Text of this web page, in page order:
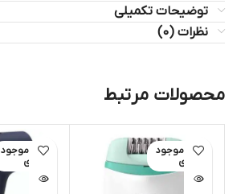
توضیحات تکمیلی
نظرات (0)
محصولات مرتبط
اتمام موجود
ی
اتمام موجود
ی